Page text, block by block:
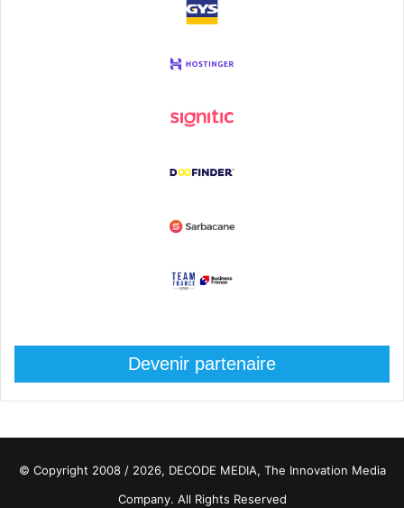
Devenir partenaire
© Copyright 2008 / 2026, DECODE MEDIA, The Innovation Media
Company. All Rights Reserved